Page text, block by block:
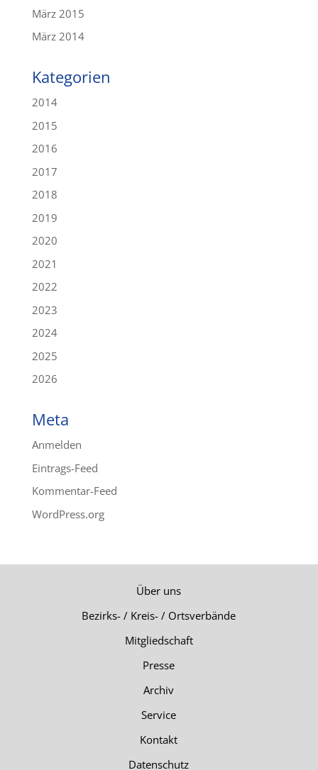
März 2015
März 2014
Kategorien
2014
2015
2016
2017
2018
2019
2020
2021
2022
2023
2024
2025
2026
Meta
Anmelden
Eintrags-Feed
Kommentar-Feed
WordPress.org
Über uns
Bezirks- / Kreis- / Ortsverbände
Mitgliedschaft
Presse
Archiv
Service
Kontakt
Datenschutz